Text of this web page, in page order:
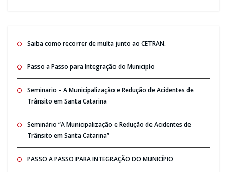
Saiba como recorrer de multa junto ao CETRAN.
Passo a Passo para Integração do Municipío
Seminario – A Municipalização e Redução de Acidentes de
Trânsito em Santa Catarina
Seminário “A Municipalização e Redução de Acidentes de
Trânsito em Santa Catarina”
PASSO A PASSO PARA INTEGRAÇÃO DO MUNICÍPIO